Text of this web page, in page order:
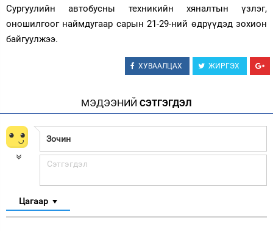
Сургуулийн автобусны техникийн хяналтын үзлэг,
оношилгоог наймдугаар сарын 21-29-ний өдрүүдэд зохион
байгуулжээ.
ХУВААЛЦАХ ЖИРГЭХ
МЭДЭЭНИЙ СЭТГЭГДЭЛ
Цагаар